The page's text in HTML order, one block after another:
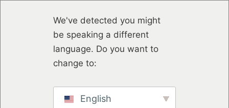
We've detected you might
be speaking a different
language. Do you want to
change to:
English